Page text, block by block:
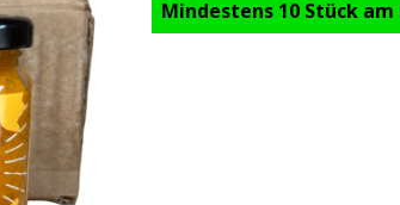
Mindestens 10 Stück